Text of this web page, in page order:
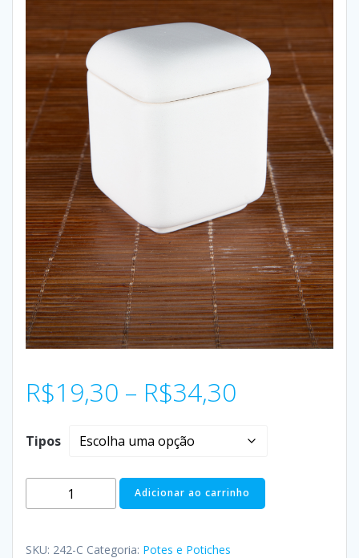
R$19,30 – R$34,30
Tipos
Adicionar ao carrinho
SKU: 242-C Categoria: Potes e Potiches